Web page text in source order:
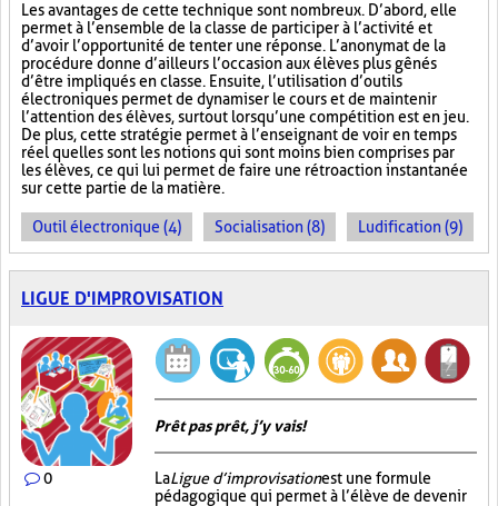
Les avantages de cette technique sont nombreux. D’abord, elle
permet à l’ensemble de la classe de participer à l’activité et
d’avoir l’opportunité de tenter une réponse. L’anonymat de la
procédure donne d’ailleurs l’occasion aux élèves plus gênés
d’être impliqués en classe. Ensuite, l’utilisation d’outils
électroniques permet de dynamiser le cours et de maintenir
l’attention des élèves, surtout lorsqu’une compétition est en jeu.
De plus, cette stratégie permet à l’enseignant de voir en temps
réel quelles sont les notions qui sont moins bien comprises par
les élèves, ce qui lui permet de faire une rétroaction instantanée
sur cette partie de la matière.
Outil électronique (4) Socialisation (8) Ludification (9)
LIGUE D'IMPROVISATION
0
Prêt pas prêt, j’y vais!
LaLigue d’improvisationest une formule
pédagogique qui permet à l’élève de devenir